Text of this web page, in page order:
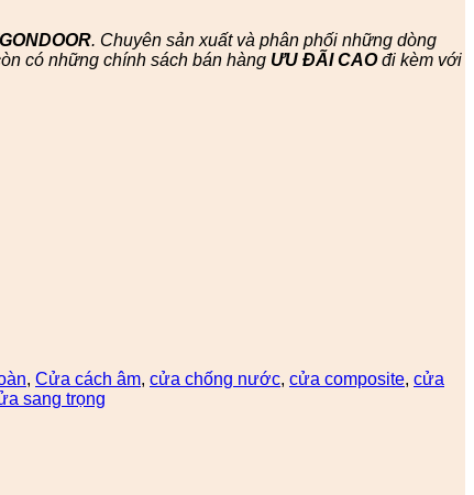
. Chuyên sản xuất và phân phối những dòng
có những chính sách bán hàng ƯU ĐÃI CAOđi kèm với
, Cửa cách âm, cửa chống nước, cửa composite, cửa
sang trọng